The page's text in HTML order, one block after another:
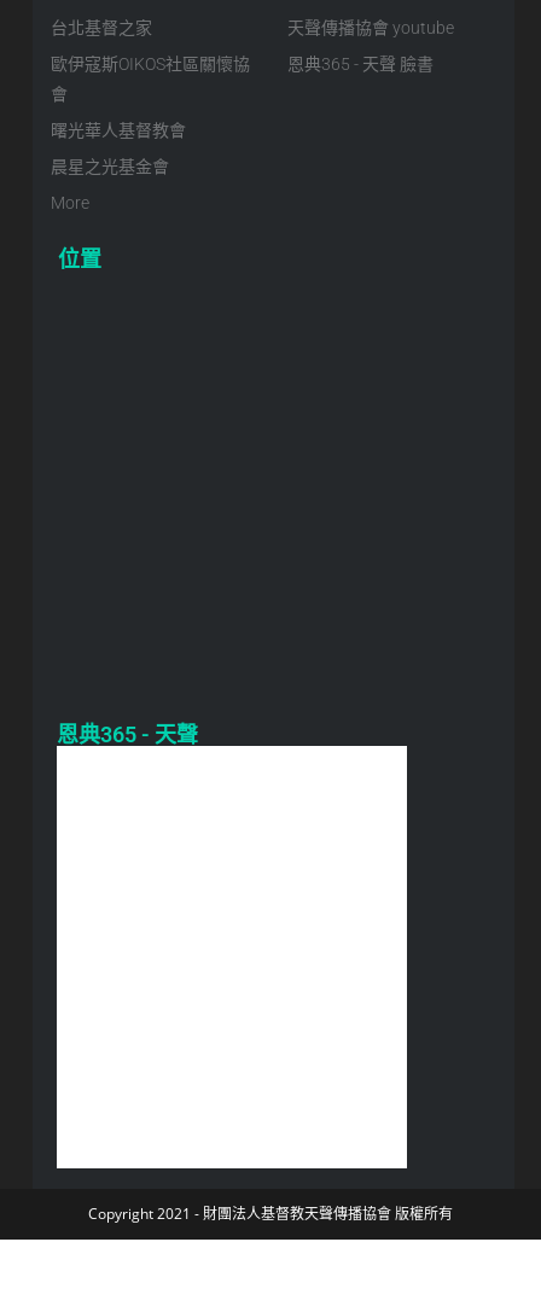
台北基督之家
歐伊寇斯OIKOS社區關懷協
會
曙光華人基督教會
晨星之光基金會
More
天聲傳播協會 youtube
恩典365 - 天聲 臉書
位置
恩典365 - 天聲
Copyright 2021 - 財團法人基督教天聲傳播協會 版權所有